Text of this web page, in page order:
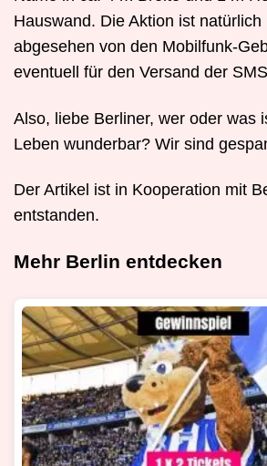
Hauswand. Die Aktion ist natürlich
abgesehen von den Mobilfunk-
eventuell für den Versand der
Also, liebe Berliner, wer oder was
Leben wunderbar? Wir sind
Der Artikel ist in Kooperation mit
entstanden.
Mehr Berlin entdecken